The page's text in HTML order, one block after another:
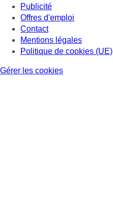
Publicité
Offres d'emploi
Contact
Mentions légales
Politique de cookies (UE)
Gérer les cookies